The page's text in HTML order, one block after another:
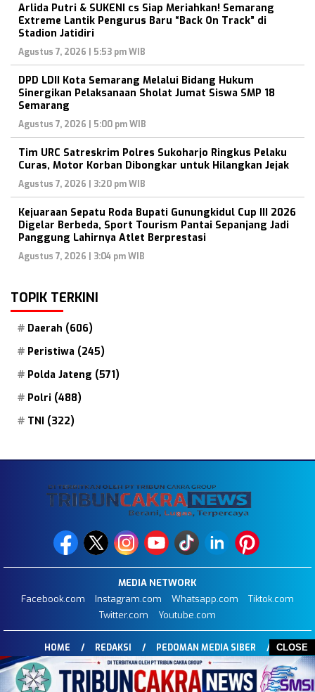
CLOSE
Arlida Putri & SUKENI cs Siap Meriahkan! Semarang
Extreme Lantik Pengurus Baru “Back On Track” di
Stadion Jatidiri
Agustus 7, 2026 | 5:53 pm WIB
DPD LDII Kota Semarang Melalui Bidang Hukum
Sinergikan Pelaksanaan Sholat Jumat Siswa SMP 18
Semarang
Agustus 7, 2026 | 5:00 pm WIB
Tim URC Satreskrim Polres Sukoharjo Ringkus Pelaku
Curas, Motor Korban Dibongkar untuk Hilangkan Jejak
Agustus 7, 2026 | 3:20 pm WIB
Kejuaraan Sepatu Roda Bupati Gunungkidul Cup III 2026
Digelar Berbeda, Sport Tourism Pantai Sepanjang Jadi
Panggung Lahirnya Atlet Berprestasi
Agustus 7, 2026 | 3:04 pm WIB
TOPIK TERKINI
Daerah (606)
Peristiwa (245)
Polda Jateng (571)
Polri (488)
TNI (322)
MEDIA NETWORK
Facebook.com
Instagram.com Whatsapp.com
Tiktok.com
Twitter.com
Youtube.com
HOME REDAKSI
PEDOMAN MEDIA SIBER
DISCLAIMER
INFO IKLAN STOP PRESS